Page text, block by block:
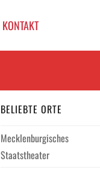
KONTAKT
BELIEBTE ORTE
Mecklenburgisches
Staatstheater